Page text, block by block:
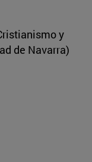
y
de Navarra)